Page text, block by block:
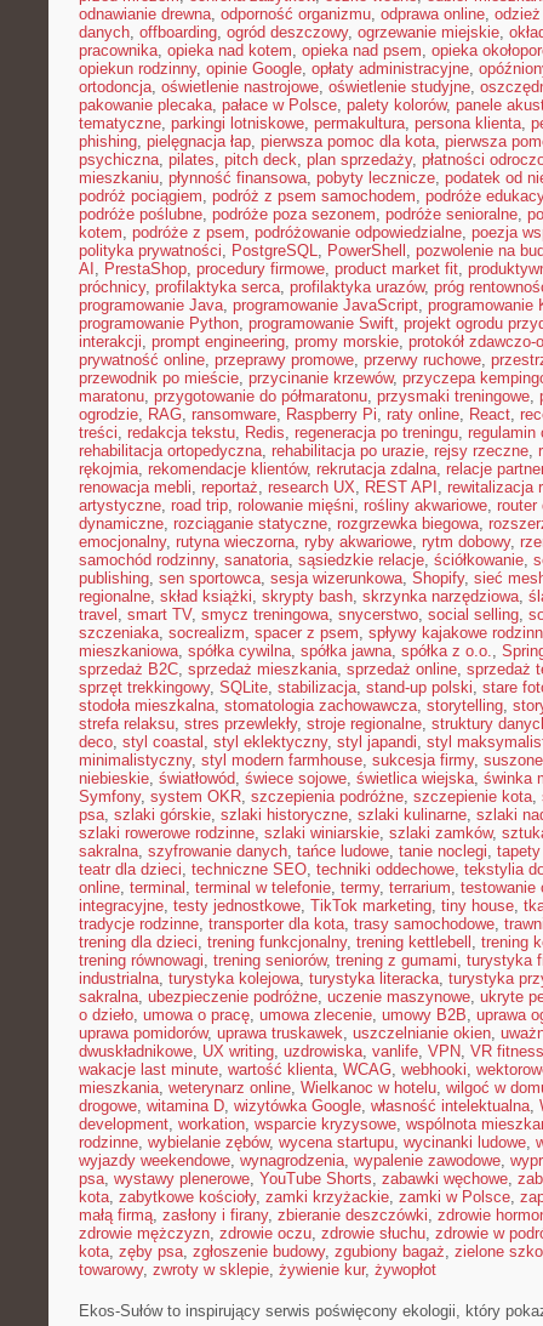
odnawianie drewna, odporność organizmu, odprawa online,
danych, offboarding, ogród deszczowy, ogrzewanie miejskie,
pracownika, opieka nad kotem, opieka nad psem, opieka
opiekun rodzinny, opinie Google, opłaty administracyjne,
ortodoncja, oświetlenie nastrojowe, oświetlenie studyjne,
pakowanie plecaka, pałace w Polsce, palety kolorów, panele
tematyczne, parkingi lotniskowe, permakultura, persona klienta,
phishing, pielęgnacja łap, pierwsza pomoc dla kota, pierwsza
psychiczna, pilates, pitch deck, plan sprzedaży, płatności
mieszkaniu, płynność finansowa, pobyty lecznicze, podatek od
podróż pociągiem, podróż z psem samochodem, podróże
podróże poślubne, podróże poza sezonem, podróże senioralne,
kotem, podróże z psem, podróżowanie odpowiedzialne, poezja
polityka prywatności, PostgreSQL, PowerShell , pozwolenie na
AI , PrestaShop, procedury firmowe, product market fit,
próchnicy, profilaktyka serca, profilaktyka urazów, próg
programowanie Java, programowanie JavaScript, programowanie
programowanie Python, programowanie Swift, projekt ogrodu
interakcji, prompt engineering, promy morskie, protokół zdawczo-
prywatność online, przeprawy promowe, przerwy ruchowe,
przewodnik po mieście, przycinanie krzewów, przyczepa
maratonu, przygotowanie do półmaratonu, przysmaki treningowe,
ogrodzie, RAG, ransomware, Raspberry Pi, raty online, React,
treści, redakcja tekstu, Redis, regeneracja po treningu, regulamin
rehabilitacja ortopedyczna, rehabilitacja po urazie, rejsy rzeczne,
rękojmia, rekomendacje klientów, rekrutacja zdalna, relacje
renowacja mebli, reportaż, research UX, REST API , rewitalizacja
artystyczne, road trip, rolowanie mięśni, rośliny akwariowe, router
dynamiczne, rozciąganie statyczne, rozgrzewka biegowa,
emocjonalny, rutyna wieczorna, ryby akwariowe, rytm dobowy,
samochód rodzinny, sanatoria, sąsiedzkie relacje, ściółkowanie,
publishing, sen sportowca, sesja wizerunkowa, Shopify, sieć
regionalne, skład książki, skrypty bash, skrzynka narzędziowa,
travel , smart TV, smycz treningowa, snycerstwo, social selling,
szczeniaka, socrealizm, spacer z psem, spływy kajakowe
mieszkaniowa, spółka cywilna, spółka jawna, spółka z o.o.,
sprzedaż B2C, sprzedaż mieszkania, sprzedaż online, sprzedaż
sprzęt trekkingowy, SQLite, stabilizacja, stand-up polski, stare
stodoła mieszkalna, stomatologia zachowawcza, storytelling,
strefa relaksu, stres przewlekły, stroje regionalne, struktury
deco, styl coastal , styl eklektyczny, styl japandi, styl
minimalistyczny, styl modern farmhouse, sukcesja firmy,
niebieskie, światłowód, świece sojowe, świetlica wiejska, świnka
Symfony, system OKR, szczepienia podróżne, szczepienie kota,
psa, szlaki górskie, szlaki historyczne, szlaki kulinarne, szlaki
szlaki rowerowe rodzinne, szlaki winiarskie, szlaki zamków,
sakralna, szyfrowanie danych, tańce ludowe, tanie noclegi,
teatr dla dzieci, techniczne SEO, techniki oddechowe, tekstylia
online, terminal , terminal w telefonie, termy, terrarium, testowanie
integracyjne, testy jednostkowe, TikTok marketing, tiny house,
tradycje rodzinne, transporter dla kota, trasy samochodowe,
trening dla dzieci, trening funkcjonalny, trening kettlebell , trening
trening równowagi, trening seniorów, trening z gumami, turystyka
industrialna, turystyka kolejowa, turystyka literacka, turystyka
sakralna, ubezpieczenie podróżne, uczenie maszynowe, ukryte
o dzieło, umowa o pracę, umowa zlecenie, umowy B2B, uprawa
uprawa pomidorów, uprawa truskawek, uszczelnianie okien,
dwuskładnikowe, UX writing, uzdrowiska, vanlife, VPN, VR fitness
wakacje last minute, wartość klienta, WCAG, webhooki,
mieszkania, weterynarz online, Wielkanoc w hotelu, wilgoć w
drogowe, witamina D, wizytówka Google, własność intelektualna,
development, workation, wsparcie kryzysowe, wspólnota
rodzinne, wybielanie zębów, wycena startupu, wycinanki ludowe,
wyjazdy weekendowe, wynagrodzenia, wypalenie zawodowe,
psa, wystawy plenerowe, YouTube Shorts, zabawki węchowe,
kota, zabytkowe kościoły, zamki krzyżackie, zamki w Polsce,
małą firmą, zasłony i firany, zbieranie deszczówki, zdrowie
zdrowie mężczyzn, zdrowie oczu, zdrowie słuchu, zdrowie w
kota, zęby psa, zgłoszenie budowy, zgubiony bagaż, zielone
towarowy, zwroty w sklepie, żywienie kur, żywopłot
Ekos-Sułów to inspirujący serwis poświęcony ekologii, który